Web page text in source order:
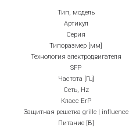
Тип, модель
Артикул
Серия
Типоразмер [мм]
Технология электродвигателя
SFP
Частота [Гц]
Сеть, Hz
Класс ErP
Защитная решетка grille | influence
Питание [В]